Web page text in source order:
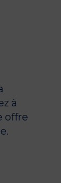
à
offre